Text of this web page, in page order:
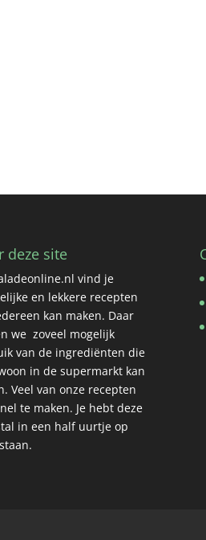
deze site
vind je
en lekkere recepten
kan maken. Daar
we zoveel mogelijk
van de ingrediënten die
in de supermarkt kan
Veel van onze recepten
te maken. Je hebt deze
in een half uurtje op